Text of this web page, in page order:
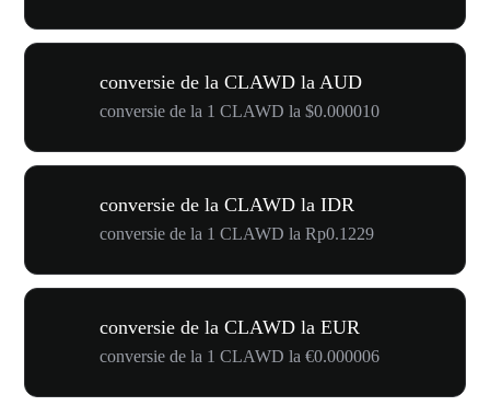
conversie de la CLAWD la AUD
conversie de la 1 CLAWD la $0.000010
conversie de la CLAWD la IDR
conversie de la 1 CLAWD la Rp0.1229
conversie de la CLAWD la EUR
conversie de la 1 CLAWD la €0.000006